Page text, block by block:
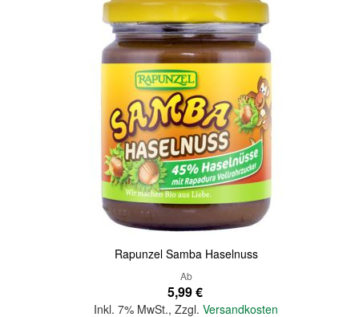
Rapunzel Samba Haselnuss
Ab
5,99 €
Inkl. 7% MwSt.,Zzgl.Versandkosten